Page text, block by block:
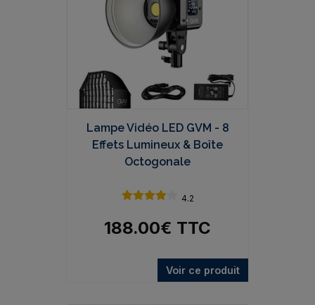
Lampe Vidéo LED GVM - 8
Effets Lumineux & Boîte
Octogonale
4.2
188.00€ TTC
Voir ce produit